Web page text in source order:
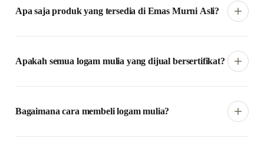
Apa saja produk yang tersedia di Emas Murni Asli?
Emas Murni Asli menyediakan berbagai pilihan logam mulia
bersertifikat dengan ukuran yang dapat disesuaikan dengan
kebutuhan investasi Anda.
Apakah semua logam mulia yang dijual bersertifikat?
Ya. Setiap logam mulia dilengkapi sertifikat resmi dan nomor
Bagaimana cara membeli logam mulia?
Anda dapat memilih produk secara online, kemudian memilih